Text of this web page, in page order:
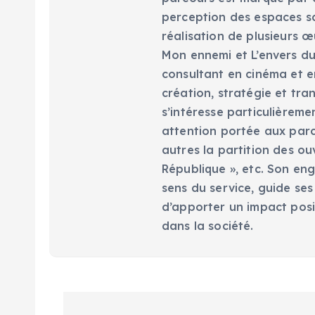
perception des espaces
réalisation de plusieurs
Mon ennemi et L’envers
consultant en cinéma et
création, stratégie et
s’intéresse
attention portée aux
autres la partition des
République », etc. Son
sens du service, guide
d’apporter un impact
dans la société.